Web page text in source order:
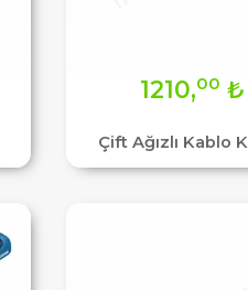
Çift Ağızlı Kablo
1210,00 ₺